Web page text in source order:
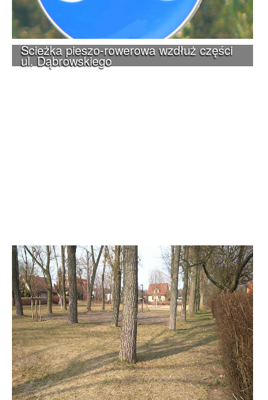
Ścieżka pieszo-rowerowa wzdłuż części
ul. Dąbrowskiego